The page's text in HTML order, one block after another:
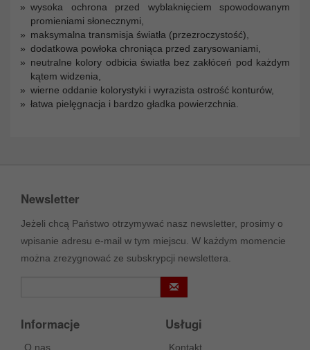
wysoka ochrona przed wyblaknięciem spowodowanym
promieniami słonecznymi,
maksymalna transmisja światła (przezroczystość),
dodatkowa powłoka chroniąca przed zarysowaniami,
neutralne kolory odbicia światła bez zakłóceń pod każdym
kątem widzenia,
wierne oddanie kolorystyki i wyrazista ostrość konturów,
łatwa pielęgnacja i bardzo gładka powierzchnia.
Newsletter
Jeżeli chcą Państwo otrzymywać nasz newsletter, prosimy o
wpisanie adresu e-mail w tym miejscu. W każdym momencie
można zrezygnować ze subskrypcji newslettera.
Informacje
O nas
Usługi
Kontakt